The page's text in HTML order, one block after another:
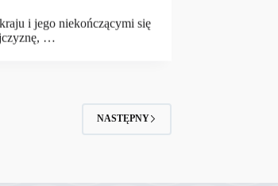
i jego niekończącymi się
…
NASTĘPNY